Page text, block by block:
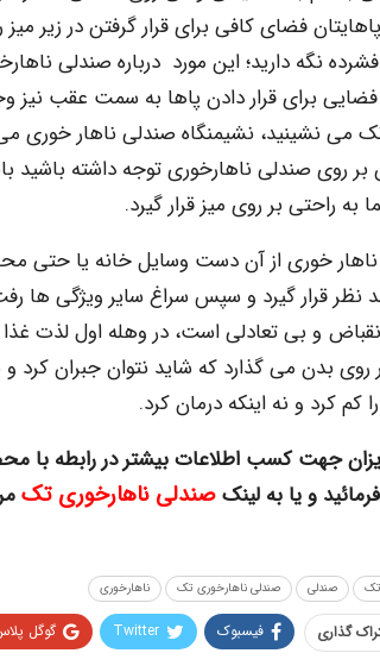
فضای کافی برای قرار گرفتن در زیر میز
نگه دارید؛ این مورد درباره صندلی
برای قرار دادن پاها به سمت عقب نیز
می نشینید، نشیمنگاه صندلی ناهار خوری
روی صندلی ناهارخوری توجه داشته باشید
به راحتی بر روی میز قرار گیرد.
خوری از آن دست وسایل خانه یا حتی
نظر قرار گیرد و سپس سراغ سایر ویژگی ها
و بی تعادلی است، در وهله اول لذت غذا
روی بدن می گذارد که شاید نتوان جبران کرد
کم کرد و نه اینکه درمان کرد.
جهت کسب اطلاعات بیشتر در رابطه با
و یا به لینکصندلی ناهارخوری تک
تک صندلی صندلی ناهارخوری تک ناهارخوری
گذاری فیسبوک Twitter گوگل